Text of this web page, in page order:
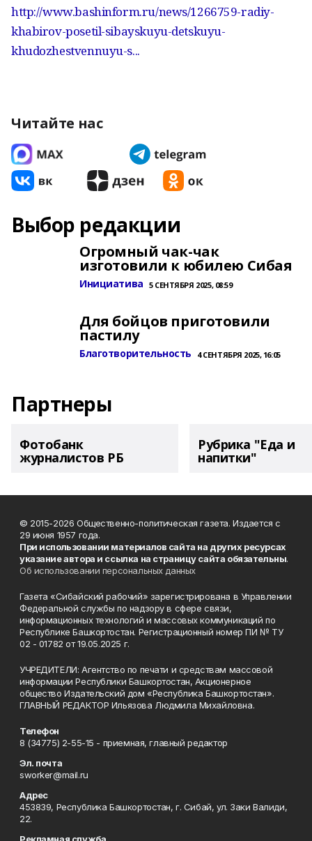
http://www.bashinform.ru/news/1266759-radiy-
khabirov-posetil-sibayskuyu-detskuyu-
khudozhestvennuyu-s...
Читайте нас
Выбор редакции
Огромный чак-чак
изготовили к юбилею Сибая
Инициатива 5 СЕНТЯБРЯ 2025, 08:59
Для бойцов приготовили
пастилу
Благотворительность 4 СЕНТЯБРЯ 2025, 16:05
Партнеры
Фотобанк
журналистов РБ
Рубрика "Еда и
напитки"
© 2015-2026 Общественно-политическая газета. Издается с
29 июня 1957 года.
При использовании материалов сайта на других ресурсах
указание автора и ссылка на страницу сайта обязательны.
Об использовании персональных данных
Газета «Сибайский рабочий» зарегистрирована в Управлении
Федеральной службы по надзору в сфере связи,
информационных технологий и массовых коммуникаций по
Республике Башкортостан. Регистрационный номер ПИ № ТУ
02 - 01782 от 19.05.2025 г.
УЧРЕДИТЕЛИ: Агентство по печати и средствам массовой
информации Республики Башкортостан, Акционерное
общество Издательский дом «Республика Башкортостан».
ГЛАВНЫЙ РЕДАКТОР Ильязова Людмила Михайловна.
Телефон
8 (34775) 2-55-15 - приемная, главный редактор
Эл. почта
sworker@mail.ru
Адрес
453839, Республика Башкортостан, г. Сибай, ул. Заки Валиди,
22.